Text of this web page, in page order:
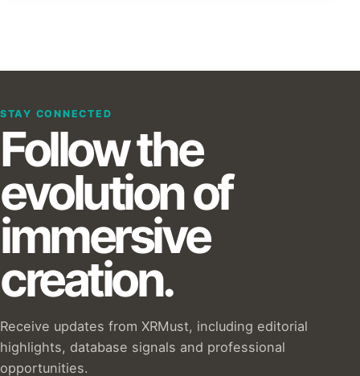
STAY CONNECTED
Follow the
evolution of
immersive
creation.
Receive updates from XRMust, including editorial
highlights, database signals and professional
opportunities.